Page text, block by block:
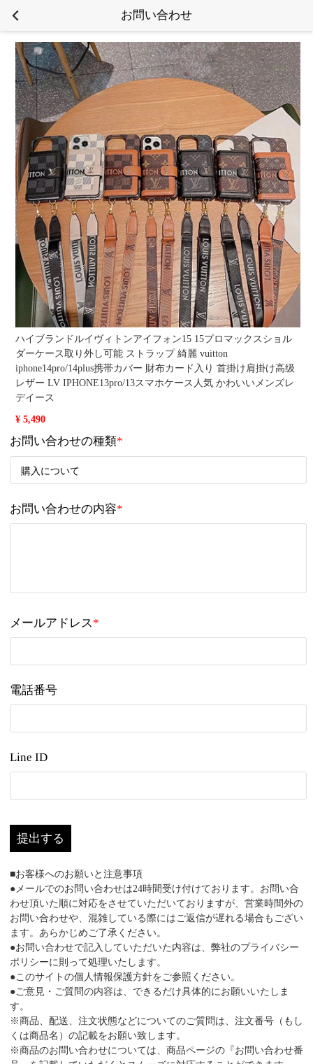
お問い合わせ
ハイブランドルイヴィトンアイフォン15 15プロマックスショル
ダーケース取り外し可能 ストラップ 綺麗 vuitton
iphone14pro/14plus携帯カバー 財布カード入り 首掛け肩掛け高级
レザー LV IPHONE13pro/13スマホケース人気 かわいいメンズレ
デイース
¥ 5,490
お問い合わせの種類*
お問い合わせの内容*
メールアドレス*
電話番号
Line ID
提出する
■お客様へのお願いと注意事項
●メールでのお問い合わせは24時間受け付けております。お問い合
わせ頂いた順に対応をさせていただいておりますが、営業時間外の
お問い合わせや、混雑している際にはご返信が遅れる場合もござい
ます。あらかじめご了承ください。
●お問い合わせで記入していただいた内容は、弊社のプライバシー
ポリシーに則って処理いたします。
●このサイトの個人情報保護方針をご参照ください。
●ご意見・ご質問の内容は、できるだけ具体的にお願いいたしま
す。
※商品、配送、注文状態などについてのご質問は、注文番号（もし
くは商品名）の記載をお願い致します。
※商品のお問い合わせについては、商品ページの『お問い合わせ番